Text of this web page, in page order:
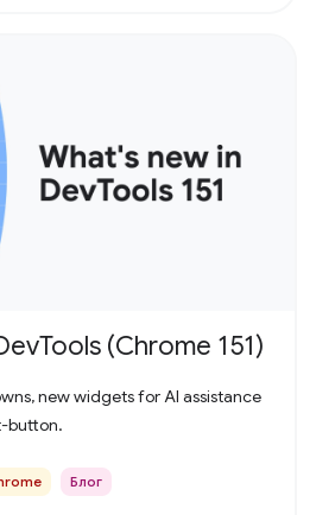
(Chrome 151)
new widgets for AI assistance
button.
Блог